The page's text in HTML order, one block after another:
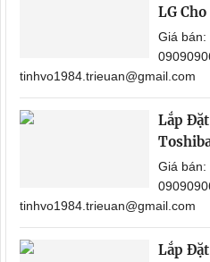
LG
Giá
tinhvo1984.trieuan@gmail.com
Lắp
Giá
tinhvo1984.trieuan@gmail.com
Lắp